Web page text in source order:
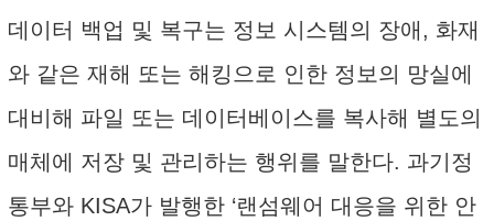
데이터 백업 및 복구는 정보 시스템의 장애, 화재
와 같은 재해 또는 해킹으로 인한 정보의 망실에
대비해 파일 또는 데이터베이스를 복사해 별도의
매체에 저장 및 관리하는 행위를 말한다. 과기정
통부와 KISA가 발행한 ‘랜섬웨어 대응을 위한 안